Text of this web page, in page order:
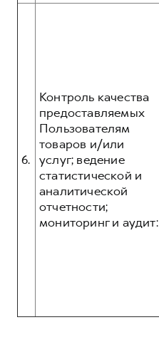
6.
Контроль качества
предоставляемых
Пользователям
товаров и/или
услуг; ведение
статистической и
аналитической
отчетности;
мониторинг и аудит: